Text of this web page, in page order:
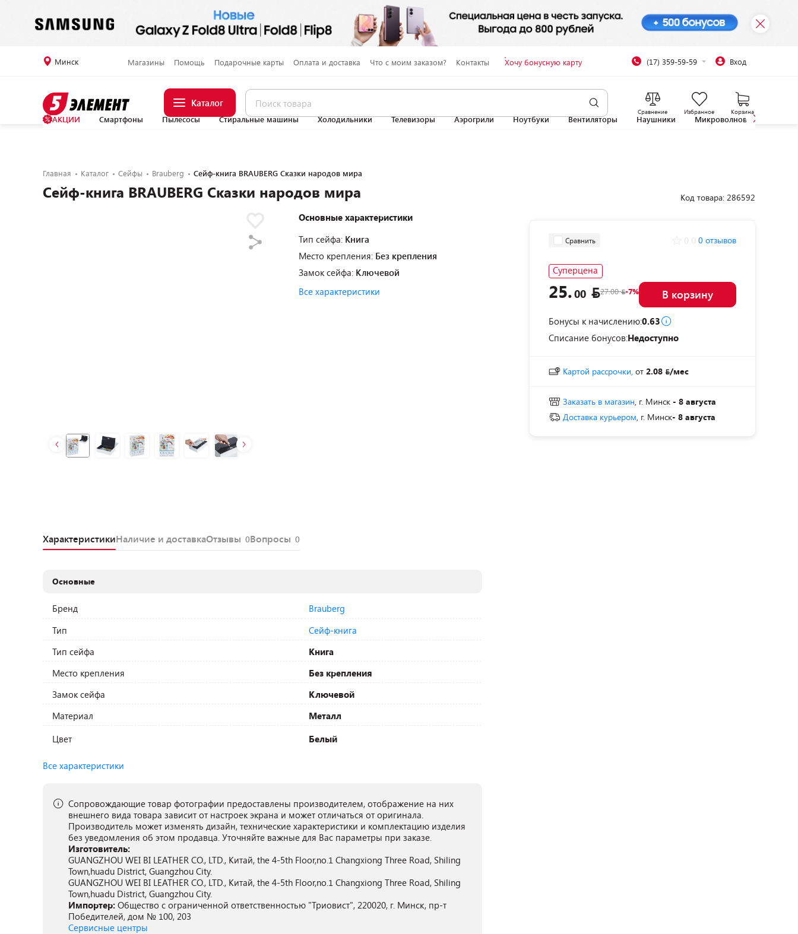
Минск Магазины Помощь Подарочные карты Оплата и доставка Что с моим заказом? Контакты Хочу бонусную карту (17) 359-59-59 Вход
Каталог
Сравнение Избранное Корзина
АКЦИИ Смартфоны Пылесосы Стиральные машины Холодильники Телевизоры Аэрогрили Ноутбуки Вентиляторы Наушники Микроволновые печи
Главная Каталог Сейфы Brauberg Сейф-книга BRAUBERG Сказки народов мира
Сейф-книга BRAUBERG Сказки народов мира
Основные характеристики
Тип сейфа: Книга
Место крепления: Без крепления
Замок сейфа: Ключевой
Все характеристики
Код товара: 286592
Сравнить 0 отзывов
Суперцена
25.00 27.00 -7% В корзину
Бонусы к начислению:0.63
Списание бонусов:Недоступно
Картой рассрочки, от 2.08 /мес
Заказать в магазин, г. Минск - 8 августа
Доставка курьером, г. Минск- 8 августа
ХарактеристикиНаличие и доставкаОтзывы 0Вопросы 0
Основные
Бренд
Brauberg
Тип
Сейф-книга
Тип сейфа
Книга
Место крепления
Без крепления
Замок сейфа
Ключевой
Материал
Металл
Цвет
Белый
Все характеристики
Сопровождающие товар фотографии предоставлены производителем, отображение на них
внешнего вида товара зависит от настроек экрана и может отличаться от оригинала.
Производитель может изменять дизайн, технические характеристики и комплектацию изделия
без уведомления об этом продавца. Уточняйте важные для Вас параметры при заказе.
Изготовитель:
GUANGZHOU WEI BI LEATHER CO., LTD., Китай, the 4-5th Floor,no.1 Changxiong Three Road, Shiling
Town,huadu District, Guangzhou City.
GUANGZHOU WEI BI LEATHER CO., LTD., Китай, the 4-5th Floor,no.1 Changxiong Three Road, Shiling
Town,huadu District, Guangzhou City.
Импортер: Общество с ограниченной ответственностью "Триовист", 220020, г. Минск, пр-т
Победителей, дом № 100, 203
Сервисные центры